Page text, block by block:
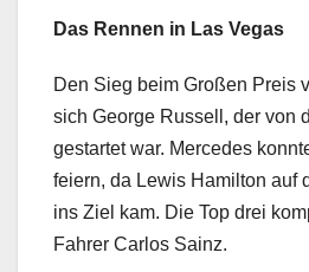
Das Rennen in Las Vegas
Den Sieg beim Großen Preis
sich George Russell, der von
gestartet war. Mercedes
feiern, da Lewis Hamilton auf
ins Ziel kam. Die Top drei
Fahrer Carlos Sainz.